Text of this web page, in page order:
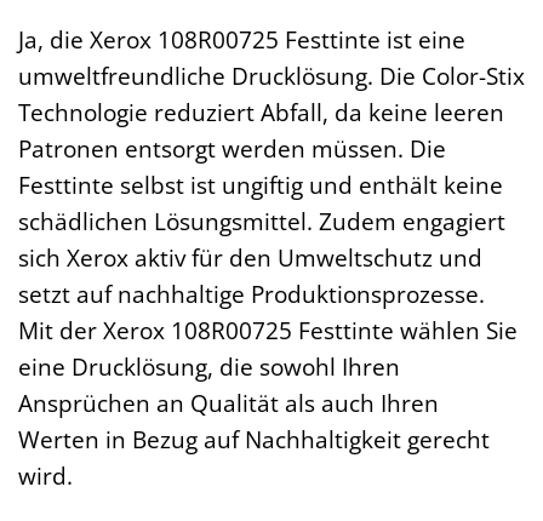
Ja, die Xerox 108R00725 Festtinte ist eine
umweltfreundliche Drucklösung. Die Color-Stix
Technologie reduziert Abfall, da keine leeren
Patronen entsorgt werden müssen. Die
Festtinte selbst ist ungiftig und enthält keine
schädlichen Lösungsmittel. Zudem engagiert
sich Xerox aktiv für den Umweltschutz und
setzt auf nachhaltige Produktionsprozesse.
Mit der Xerox 108R00725 Festtinte wählen Sie
eine Drucklösung, die sowohl Ihren
Ansprüchen an Qualität als auch Ihren
Werten in Bezug auf Nachhaltigkeit gerecht
wird.